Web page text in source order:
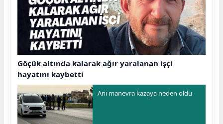
Göçük altında kalarak ağır yaralanan işçi
hayatını kaybetti
Ani manevra kazaya neden oldu